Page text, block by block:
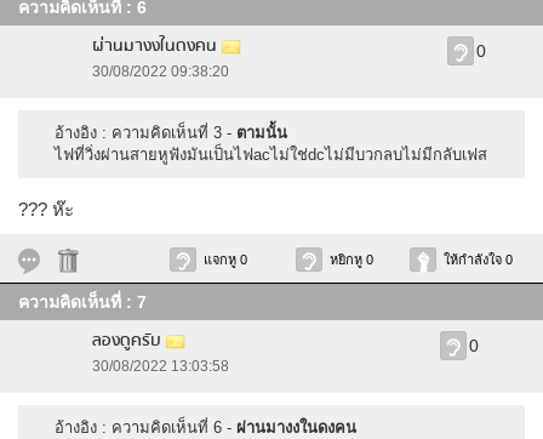
ความคิดเห็นที่ : 6
ผ่านมางงในดงคน
30/08/2022 09:38:20
0
อ้างอิง : ความคิดเห็นที่ 3 - ตามนั้น
ไฟที่วิ่งผ่านสายหูฟังมันเป็นไฟacไม่ใช่dcไม่มีบวกลบไม่มีกลับเฟส
??? ห๊ะ
แจกหู 0 หยิกหู 0 ให้กำลังใจ 0
ความคิดเห็นที่ : 7
ลองดูครับ
30/08/2022 13:03:58
0
อ้างอิง : ความคิดเห็นที่ 6 - ผ่านมางงในดงคน